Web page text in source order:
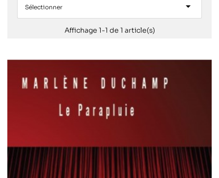
Sélectionner 
Affichage 1-1 de 1 article(s)